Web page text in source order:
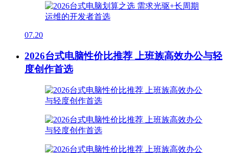
07.20
2026台式电脑性价比推荐 上班族高效办公与轻
度创作首选